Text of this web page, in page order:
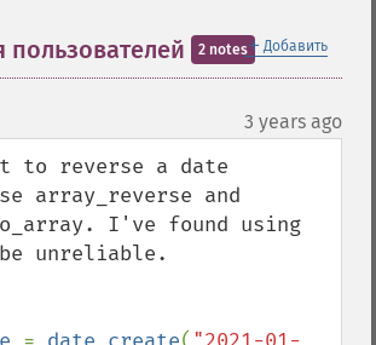
＋ Добавить
2 notes
3 years ago
to reverse a date
array_reverse and
I've found using
unreliable.